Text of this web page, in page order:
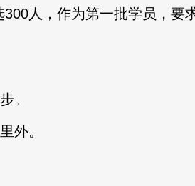
人，作为第一批学员，要
。
外。